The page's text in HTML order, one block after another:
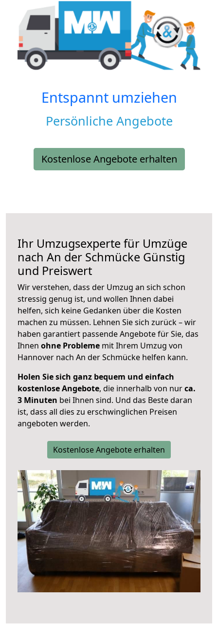
Entspannt umziehen
Persönliche Angebote
Kostenlose Angebote erhalten
Ihr Umzugsexperte für Umzüge
nach An der Schmücke Günstig
und Preiswert
Wir verstehen, dass der Umzug an sich schon
stressig genug ist, und wollen Ihnen dabei
helfen, sich keine Gedanken über die Kosten
machen zu müssen. Lehnen Sie sich zurück – wir
haben garantiert passende Angebote für Sie, das
Ihnen ohne Probleme mit Ihrem Umzug von
Hannover nach An der Schmücke helfen kann.
Holen Sie sich ganz bequem und einfach
kostenlose Angebote, die innerhalb von nurca.
3 Minuten bei Ihnen sind. Und das Beste daran
ist, dass all dies zu erschwinglichen Preisen
angeboten werden.
Kostenlose Angebote erhalten